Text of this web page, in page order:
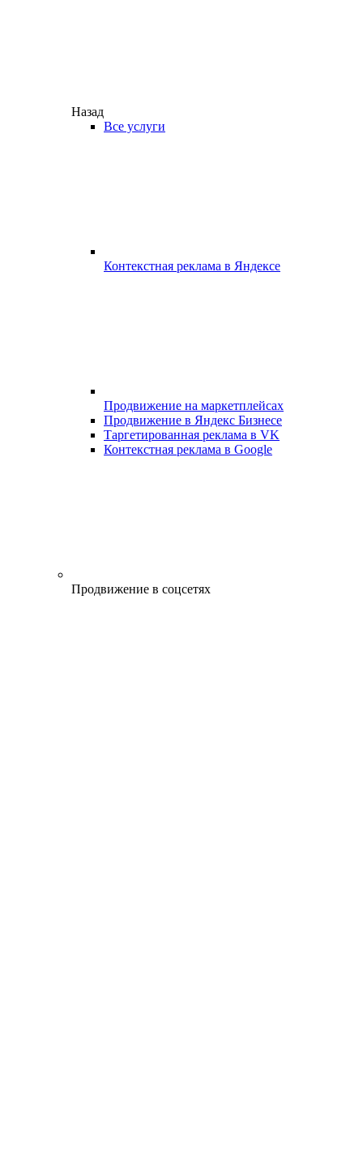
Назад
Все услуги
Контекстная реклама в Яндексе
Продвижение на маркетплейсах
Продвижение в Яндекс Бизнесе
Таргетированная реклама в VK
Контекстная реклама в Google
Продвижение в соцсетях